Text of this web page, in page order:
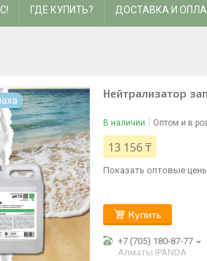
ГДЕ КУПИТЬ? ДОСТАВКА И
Нейтрализатор
В наличии Оптом и в
13 156 ₸
Показать оптовые
Купить
+7 (705) 180-87-77
Алматы IPANDA